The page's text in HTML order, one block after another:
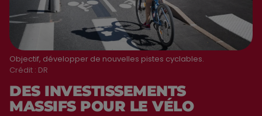
Objectif, développer de nouvelles pistes cyclables.
Crédit : DR
DES INVESTISSEMENTS
MASSIFS POUR LE VÉLO